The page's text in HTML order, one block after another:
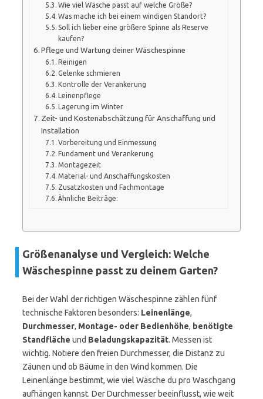
Wie viel Wäsche passt auf welche Größe?
Was mache ich bei einem windigen Standort?
Soll ich lieber eine größere Spinne als Reserve
kaufen?
Pflege und Wartung deiner Wäschespinne
Reinigen
Gelenke schmieren
Kontrolle der Verankerung
Leinenpflege
Lagerung im Winter
Zeit- und Kostenabschätzung für Anschaffung und
Installation
Vorbereitung und Einmessung
Fundament und Verankerung
Montagezeit
Material- und Anschaffungskosten
Zusatzkosten und Fachmontage
Ähnliche Beiträge:
Größenanalyse und Vergleich: Welche
Wäschespinne passt zu deinem Garten?
Bei der Wahl der richtigen Wäschespinne zählen fünf
technische Faktoren besonders: Leinenlänge,
Durchmesser, Montage- oder Bedienhöhe, benötigte
Standfläche und Beladungskapazität. Messen ist
wichtig. Notiere den freien Durchmesser, die Distanz zu
Zäunen und ob Bäume in den Wind kommen. Die
Leinenlänge bestimmt, wie viel Wäsche du pro Waschgang
aufhängen kannst. Der Durchmesser beeinflusst, wie weit